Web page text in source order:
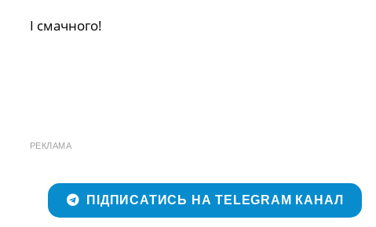
І смачного!
РЕКЛАМА
ПІДПИСАТИСЬ НА TELEGRAM КАНАЛ